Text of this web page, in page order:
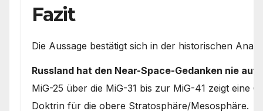
Fazit
Die Aussage bestätigt sich in der historischen
Russland hat den Near-Space-Gedanken nie
MiG-25 über die MiG-31 bis zur MiG-41 zeigt eine
Doktrin für die obere Stratosphäre/Mesosphäre.